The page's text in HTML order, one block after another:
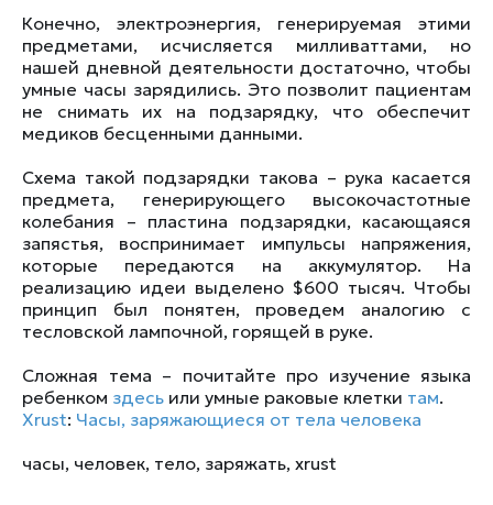
Конечно, электроэнергия, генерируемая этими
предметами, исчисляется милливаттами, но
нашей дневной деятельности достаточно, чтобы
умные часы зарядились. Это позволит пациентам
не снимать их на подзарядку, что обеспечит
медиков бесценными данными.
Схема такой подзарядки такова – рука касается
предмета, генерирующего высокочастотные
колебания – пластина подзарядки, касающаяся
запястья, воспринимает импульсы напряжения,
которые передаются на аккумулятор. На
реализацию идеи выделено $600 тысяч. Чтобы
принцип был понятен, проведем аналогию с
тесловской лампочной, горящей в руке.
Сложная тема – почитайте про изучение языка
ребенком здесь или умные раковые клетки там.
Xrust: Часы, заряжающиеся от тела человека
часы, человек, тело, заряжать, xrust